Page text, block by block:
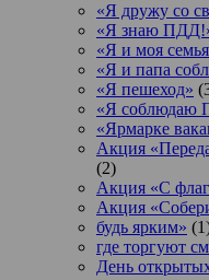
«Я дружу со
«Я знаю
«Я и моя
«Я и папа
«Я пешеход»
«Я соблюдаю
«Ярмарке
Акция
(2)
Акция «С
Акция
будь ярким»
где торгуют
День